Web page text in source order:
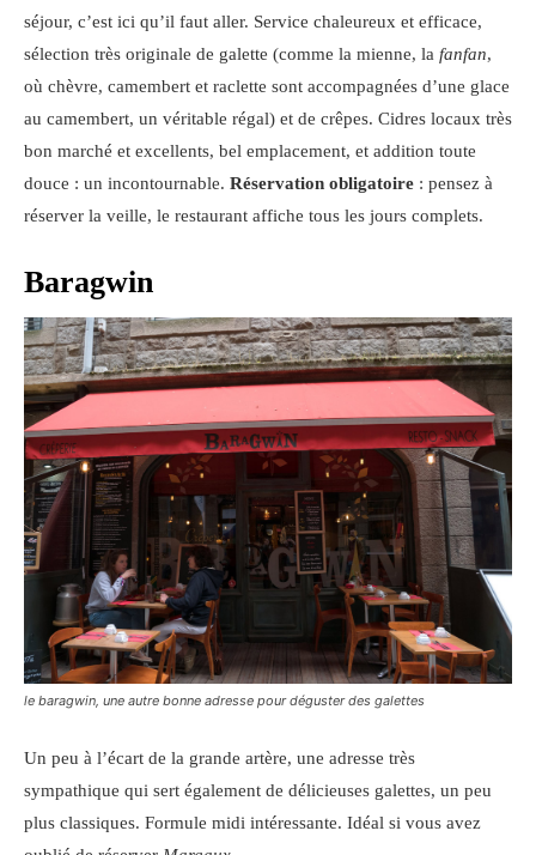
séjour, c’est ici qu’il faut aller. Service chaleureux et efficace,
sélection très originale de galette (comme la mienne, la fanfan,
où chèvre, camembert et raclette sont accompagnées d’une glace
au camembert, un véritable régal) et de crêpes. Cidres locaux très
bon marché et excellents, bel emplacement, et addition toute
douce : un incontournable. Réservation obligatoire : pensez à
réserver la veille, le restaurant affiche tous les jours complets.
Baragwin
le baragwin, une autre bonne adresse pour déguster des galettes
Un peu à l’écart de la grande artère, une adresse très
sympathique qui sert également de délicieuses galettes, un peu
plus classiques. Formule midi intéressante. Idéal si vous avez